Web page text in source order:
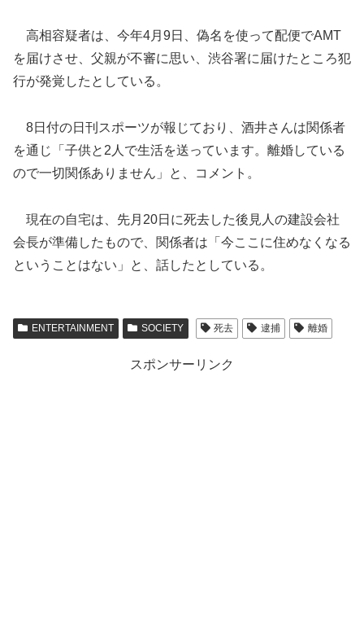
高相容疑者は、今年4月9日、偽名を使って配便でAMT
を届けさせ 、父親が不審に思い、渋谷署に届けたところ犯
行が発覚したとしている。
8日付の日刊スポーツが報じており、酒井さんは関係者
を通じ「子供と2人で生活を送っています。離婚している
ので一切関係ありません」と、コメント。
現在の自宅は、先月20日に死去した後見人の建設会社
会長が準備したもので、関係者は「今ここに住めなくなる
ということはない」と、話したとしている。
ENTERTAINMENT SOCIETY 死去 逮捕 離婚
スポンサーリンク